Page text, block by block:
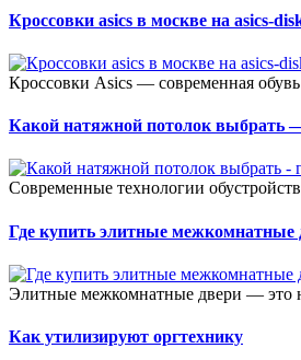
Кроссовки asics в москве на asics-
Кроссовки Asics — современная
Какой натяжной потолок выбрать
Современные технологии
Где купить элитные межкомнатные
Элитные межкомнатные двери — это
Как утилизируют оргтехнику